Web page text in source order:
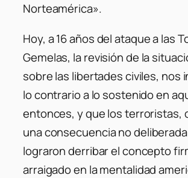
Norteamérica».
Hoy, a 16 años del ataque a las
Gemelas, la revisión de la
sobre las libertades civiles, nos
lo contrario a lo sostenido en
entonces, y que los terroristas,
una consecuencia no
lograron derribar el concepto
arraigado en la mentalidad